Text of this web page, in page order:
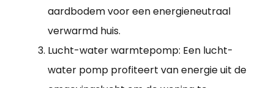
aardbodem voor een energieneutraal
verwarmd huis.
Lucht-water warmtepomp: Een lucht-
water pomp profiteert van energie uit de